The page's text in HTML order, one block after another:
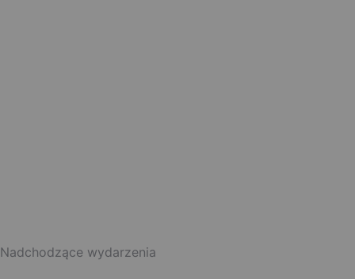
Nadchodzące wydarzenia